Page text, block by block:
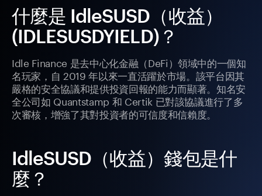
什麼是 IdleSUSD（收益）
(IDLESUSDYIELD)？
Idle Finance 是去中心化金融（DeFi）領域中的一個知
名玩家，自 2019 年以來一直活躍於市場。該平台因其
嚴格的安全協議和提供投資回報的能力而顯著。知名安
全公司如 Quantstamp 和 Certik 已對該協議進行了多
次審核，增強了其對投資者的可信度和信賴度。
IdleSUSD（收益）錢包是什
麼？